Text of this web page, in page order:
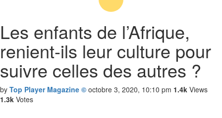
Les enfants de l’Afrique,
renient-ils leur culture pour
suivre celles des autres ?
by Top Player Magazine © octobre 3, 2020, 10:10 pm 1.4k Views
1.3k Votes